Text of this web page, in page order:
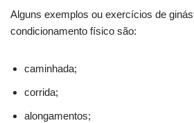
Alguns exemplos ou exercícios de
condicionamento físico são:
caminhada;
corrida;
alongamentos;